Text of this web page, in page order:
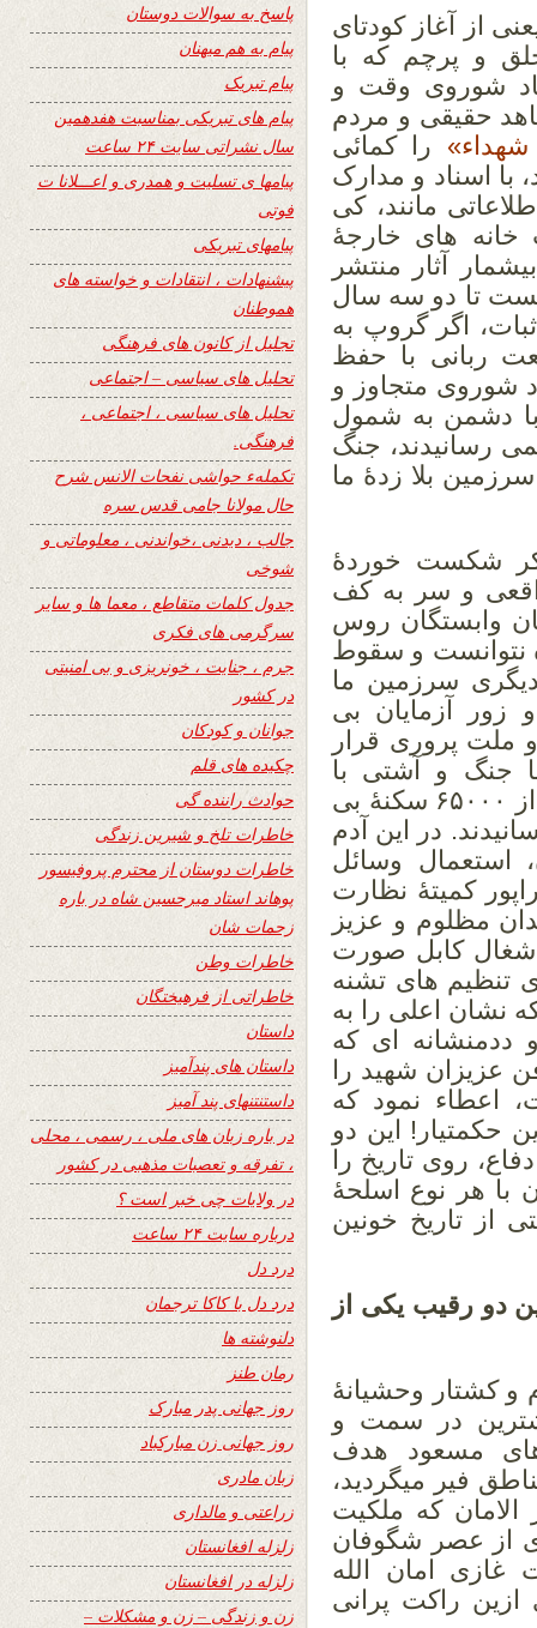
از آغاز کودتای
و پرچم که با
شوروی وقت و
حقیقی و مردم
را کمائی
که از ۱۹۷۸ آغاز شد، با اسناد و مدارک
مانند، کی
آی ۶ و وزارت خانه های خارجۀ
آثار منتشر
تا دو سه سال
اگر گروپ به
ربانی با حفظ
شوروی متجاوز و
با دشمن به شمول
رسانیدند، جنگ
سرزمین بلا زدۀ ما
شکست خوردۀ
و سر به کف
وابستگان روس
نتوانست و سقوط
در ماه ثور دیگری سرزمین ما
زور آزمایان بی
پروری قرار
جنگ و آشتی با
همدیگر و با تقسیم و ترکۀ پایتخت، بیشتر از ۶۵۰۰۰ سکنۀ بی
در این آدم
استعمال وسائل
کمیتۀ نظارت
مظلوم و عزیز
کابل صورت
تنظیم های تشنه
نشان اعلی را به
ددمنشانه ای که
عزیزان شهید را
اعطاء نمود که
حکمتیار! این دو
بی دفاع، روی تاریخ را
با هر نوع اسلحۀ
از تاریخ خونین
دو رقیب یکی از
و کشتار وحشیانۀ
در سمت و
مسعود هدف
فیر میگردید،
الامان که ملکیت
از عصر شگوفان
غازی امان الله
ازین راکت پرانی
پاسخ به سوالات دوستان
پیام به هم میهنان
پیام تبریک
پیام های تبریکی بمناسبت هفدهمین
سال نشراتی سایت ۲۴ ساعت
پیامها ی تسلیت و همدری و اعـــلانا ت
فوتی
پیامهای تبریکی
پیشنهادات ، انتقادات و خواسته های
هموطنان
تجلیل از کانون های فرهنگی
تحلیل های سیاسی – اجتماعی
تحلیل های سیاسی ، اجتماعی ،
فرهنگی.
تکملهء حواشی نفحات الانس شرح
حال مولانا جامی قدس سره
جالب ، دیدنی ،خواندنی ، معلوماتی و
شوخی
جدول کلمات متقاطع ، معما ها و سایر
سرگرمی های فکری
جرم ، جنایت ، خونریزی و بی امنیتی
در کشور
جوانان و کودکان
چکیده های قلم
حوادث راننده گی
خاطرات تلخ و شیرین زندگی
خاطرات دوستان از محترم پروفیسور
پوهاند استاد میرحسین شاه در باره
زحمات شان
خاطرات وطن
خاطراتی از فرهیختگان
داستان
داستان های پندآمیز
داستنتنهای پند آمیز
در باره زبان های ملی ، رسمی ، محلی
، تفرقه و تعصبات مذهبی در کشور
در ولایات چی خبر است ؟
درباره سایت ۲۴ ساعت
درد دل
درد دل با کاکا ترجمان
دلنوشته ها
رمان طنز
روز جهانی پدر مبارک
روز جهانی زن مبارکباد
زبان مادری
زراعتی و مالداری
زلزله افغانستان
زلزله در افغانستان
زن و زندگی – زن و مشکلات –